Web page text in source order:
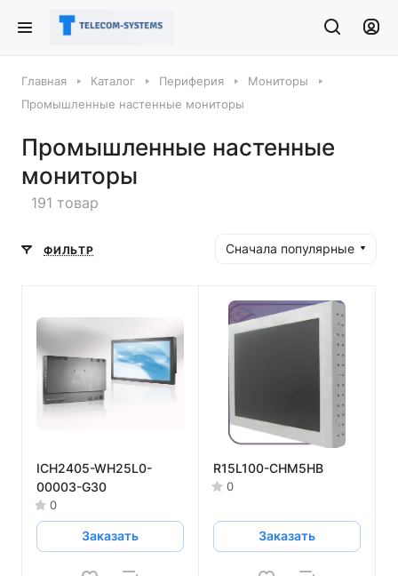
Главная Каталог Периферия
Мониторы
Промышленные настенные мониторы
Промышленные настенные
мониторы
191 товар
ФИЛЬТР Сначала популярные
ICH2405-WH25L0-
00003-G30
0
Заказать
R15L100-CHM5HB
0
Заказать